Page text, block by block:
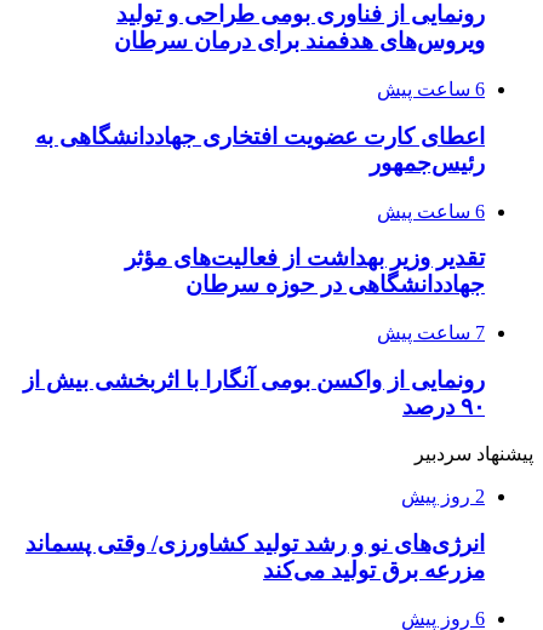
رونمایی از فناوری بومی طراحی و تولید
ویروس‌های هدفمند برای درمان سرطان
6 ساعت پیش
اعطای کارت عضویت افتخاری جهاددانشگاهی به
رئیس‌جمهور
6 ساعت پیش
تقدیر وزیر بهداشت از فعالیت‌های مؤثر
جهاددانشگاهی در حوزه سرطان
7 ساعت پیش
رونمایی از واکسن بومی آنگارا با اثربخشی بیش از
۹۰ درصد
پیشنهاد سردبیر
2 روز پیش
انرژی‌های نو و رشد تولید کشاورزی/ وقتی پسماند
مزرعه‌ برق تولید می‌کند
6 روز پیش